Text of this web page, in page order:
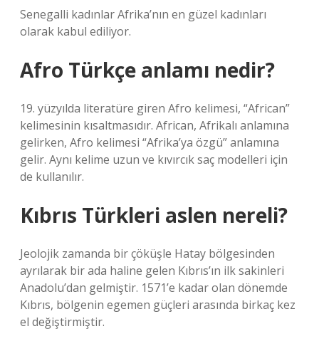
Senegalli kadınlar Afrika’nın en güzel kadınları
olarak kabul ediliyor.
Afro Türkçe anlamı nedir?
19. yüzyılda literatüre giren Afro kelimesi, “African”
kelimesinin kısaltmasıdır. African, Afrikalı anlamına
gelirken, Afro kelimesi “Afrika’ya özgü” anlamına
gelir. Aynı kelime uzun ve kıvırcık saç modelleri için
de kullanılır.
Kıbrıs Türkleri aslen nereli?
Jeolojik zamanda bir çöküşle Hatay bölgesinden
ayrılarak bir ada haline gelen Kıbrıs’ın ilk sakinleri
Anadolu’dan gelmiştir. 1571’e kadar olan dönemde
Kıbrıs, bölgenin egemen güçleri arasında birkaç kez
el değiştirmiştir.